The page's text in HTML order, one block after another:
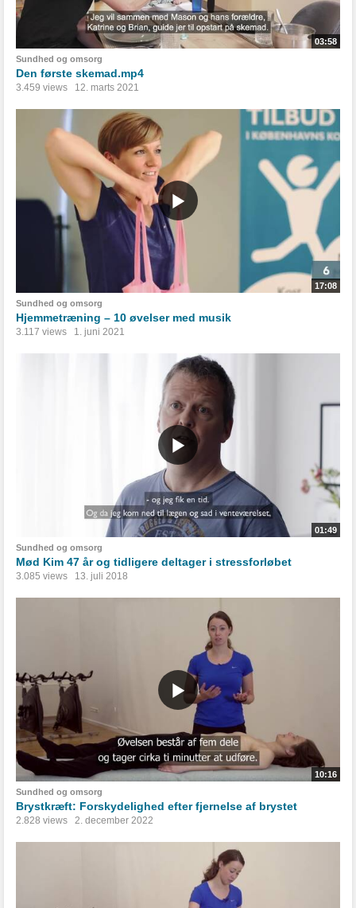
03:58
Sundhed og omsorg
Den første skemad.mp4
3.459 views 12. marts 2021
17:08
Sundhed og omsorg
Hjemmetræning – 10 øvelser med musik
3.117 views 1. juni 2021
01:49
Sundhed og omsorg
Mød Kim 47 år og tidligere deltager i stressforløbet
3.085 views 13. juli 2018
10:16
Sundhed og omsorg
Brystkræft: Forskydelighed efter fjernelse af brystet
2.828 views 2. december 2022